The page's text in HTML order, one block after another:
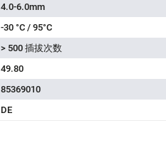
4.0-6.0mm
-30 °C / 95°C
> 500 插拔次数
49.80
85369010
DE